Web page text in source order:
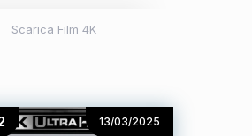
Scarica Film 4K
13/03/2025